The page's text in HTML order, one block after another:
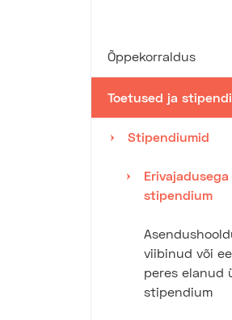
Õppekorraldus
Toetused ja
Stipendiumid
stipendium
viibinud või
peres elanud
stipendium